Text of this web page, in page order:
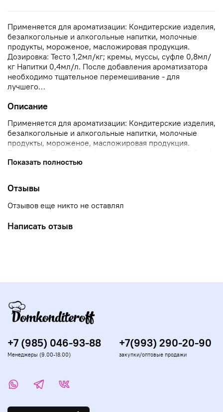
Применяется для ароматизации: Кондитерские изделия,
безалкогольные и алкогольные напитки, молочные
продукты, мороженое, масложировая продукция.
Дозировка: Тесто 1,2мл/кг; кремы, муссы, суфле 0,8мл/
кг Напитки 0,4мл/л. После добавления ароматизатора
необходимо тщательное перемешивание - для
лучшего…
Описание
Применяется для ароматизации: Кондитерские изделия,
безалкогольные и алкогольные напитки, молочные
продукты, мороженое, масложировая продукция.
Дозировка: Тесто 1,2мл/кг; кремы, муссы, суфле 0,8мл/
кг Напитки 0,4мл/л. После добавления ароматизатора
лучшего…
Показать полностью
Отзывы
Отзывов еще никто не оставлял
Написать отзыв
+7 (985) 046-93-88
Менеджеры (9.00-18.00)
+7(993) 290-20-90
закупки/оптовые продажи